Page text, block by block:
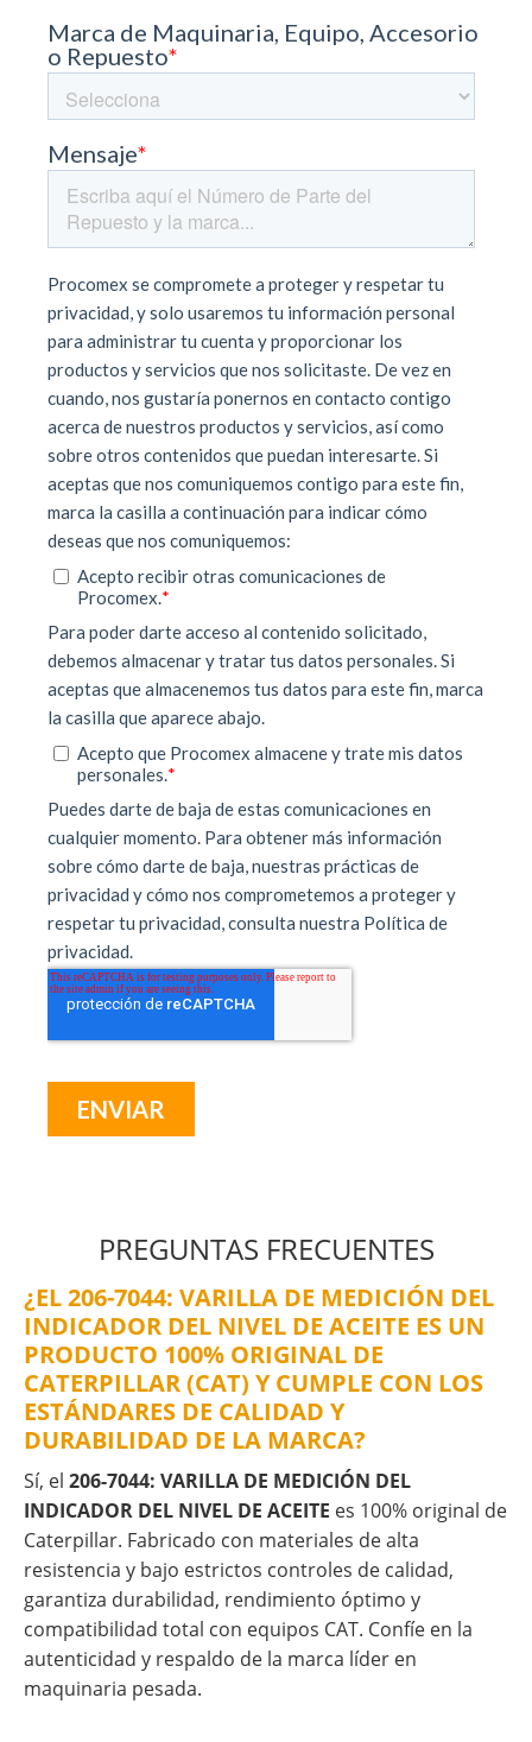
PREGUNTAS FRECUENTES
¿EL 206-7044: VARILLA DE MEDICIÓN DEL
INDICADOR DEL NIVEL DE ACEITE ES UN
PRODUCTO 100% ORIGINAL DE
CATERPILLAR (CAT) Y CUMPLE CON LOS
ESTÁNDARES DE CALIDAD Y
DURABILIDAD DE LA MARCA?
Sí, el 206-7044: VARILLA DE MEDICIÓN DEL
INDICADOR DEL NIVEL DE ACEITE es 100% original de
Caterpillar. Fabricado con materiales de alta
resistencia y bajo estrictos controles de calidad,
garantiza durabilidad, rendimiento óptimo y
compatibilidad total con equipos CAT. Confíe en la
autenticidad y respaldo de la marca líder en
maquinaria pesada.